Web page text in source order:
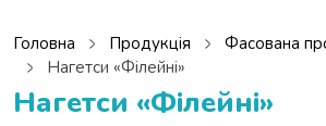
Головна Продукція
Фасована
Нагетси «Філейні»
Нагетси «Філейні»